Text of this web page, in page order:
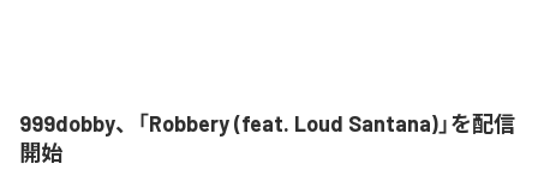
999dobby、「Robbery (feat. Loud Santana)」を配信
開始